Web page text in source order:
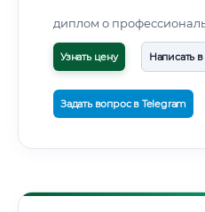
диплом о
Узнать цену Написать
Задать вопрос в Telegram